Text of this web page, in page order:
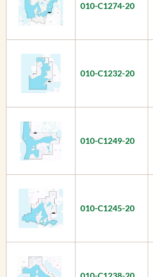
010-C1274-20
010-C1232-20
010-C1249-20
010-C1245-20